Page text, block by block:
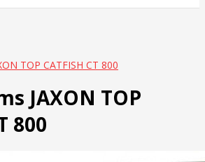
TOP CATFISH CT 800
JAXON TOP
800